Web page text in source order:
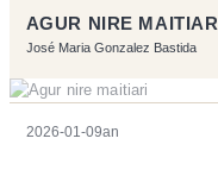
AGUR NIRE MAITIARI
José Maria Gonzalez Bastida
2026-01-09an